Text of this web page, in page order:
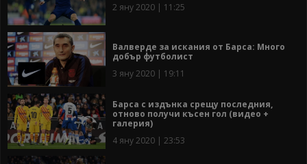
2 яну 2020 | 11:25
Валверде за искания от Барса: Много
добър футболист
3 яну 2020 | 19:11
Барса с издънка срещу последния,
отново получи късен гол (видео +
галерия)
4 яну 2020 | 23:53